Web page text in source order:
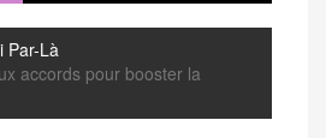
Par-Là
accords pour booster la